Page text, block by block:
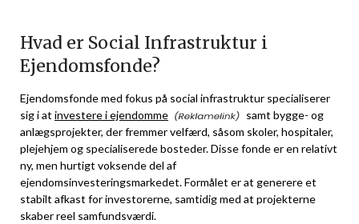
Hvad er Social Infrastruktur i
Ejendomsfonde?
Ejendomsfonde med fokus på social infrastruktur specialiserer
sig i at investere i ejendomme
samt bygge- og
anlægsprojekter, der fremmer velfærd, såsom skoler, hospitaler,
plejehjem og specialiserede bosteder. Disse fonde er en relativt
ny, men hurtigt voksende del af
ejendomsinvesteringsmarkedet. Formålet er at generere et
stabilt afkast for investorerne, samtidig med at projekterne
skaber reel samfundsværdi.